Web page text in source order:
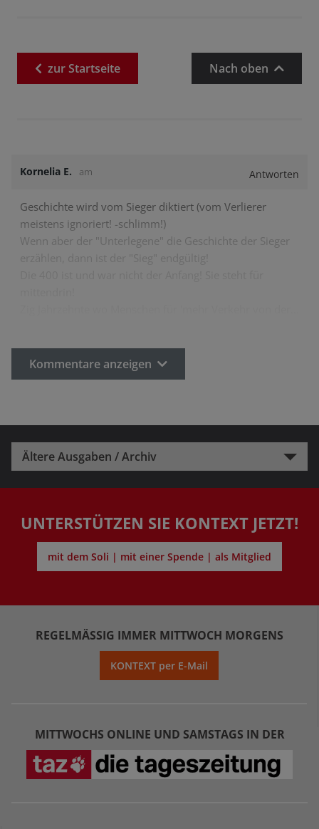
zurStartseite Nach oben
Kornelia E. am Antworten
Geschichte wird vom Sieger diktiert (vom Verlierer
meistens ignoriert! -schlimm!)
Wenn aber der "Unterlegene" die Geschichte der Sieger
Kommentare anzeigen
Ältere Ausgaben / Archiv
UNTERSTÜTZEN SIE KONTEXT JETZT!
mit dem Soli | mit einer Spende | als Mitglied
REGELMÄSSIG IMMER MITTWOCH MORGENS
KONTEXT per E-Mail
MITTWOCHS ONLINE UND SAMSTAGS IN DER